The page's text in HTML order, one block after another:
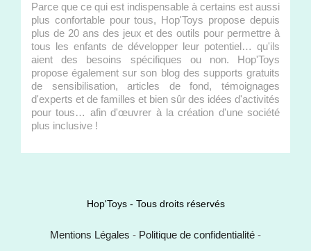
Parce que ce qui est indispensable à certains est aussi
plus confortable pour tous, Hop'Toys propose depuis
plus de 20 ans des jeux et des outils pour permettre à
tous les enfants de développer leur potentiel… qu'ils
aient des besoins spécifiques ou non. Hop'Toys
propose également sur son blog des supports gratuits
de sensibilisation, articles de fond, témoignages
d'experts et de familles et bien sûr des idées d'activités
pour tous… afin d'œuvrer à la création d'une société
plus inclusive !
Hop'Toys - Tous droits réservés
Mentions Légales - Politique de confidentialité -